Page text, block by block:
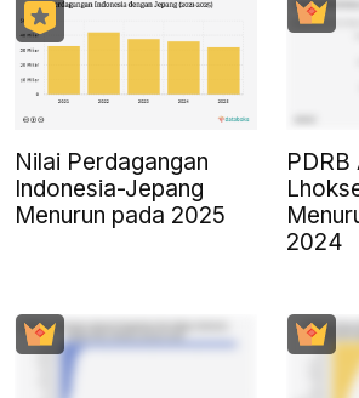
Nilai Perdagangan
Indonesia-Jepang
Menurun pada 2025
PDRB
2024